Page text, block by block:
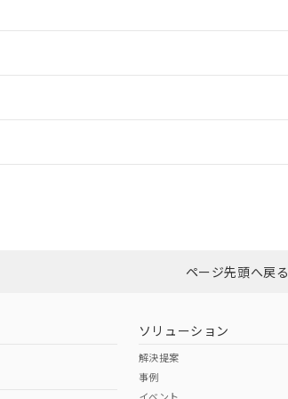
ダウンロードはこちら
（日本
（アメリカ
ページ先頭へ戻る
ソリューション
解決提案
事例